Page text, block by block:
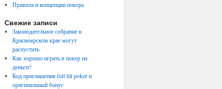
Правила и концепции покера
Свежие записи
Законодательное собрание в
Красноярском крае могут
распустить
Как хорошо играть в покер на
деньги?
Код приглашения full tilt poker и
оригинальный бонус